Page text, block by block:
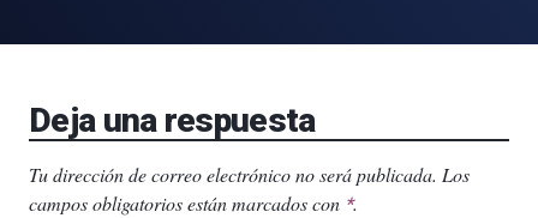
Deja una respuesta
Tu dirección de correo electrónico no será publicada. Los
campos obligatorios están marcados con *.